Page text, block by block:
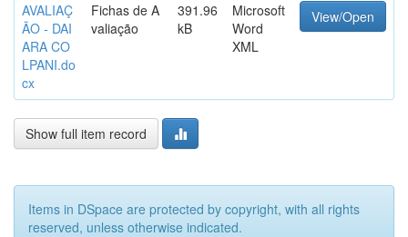
AVALIAÇ
ÃO - DAI
ARA CO
LPANI.do
cx
Fichas de A
valiação
391.96
kB
Microsoft
Word
XML
View/Open
Show full item record
Items in DSpace are protected by copyright, with all rights
reserved, unless otherwise indicated.